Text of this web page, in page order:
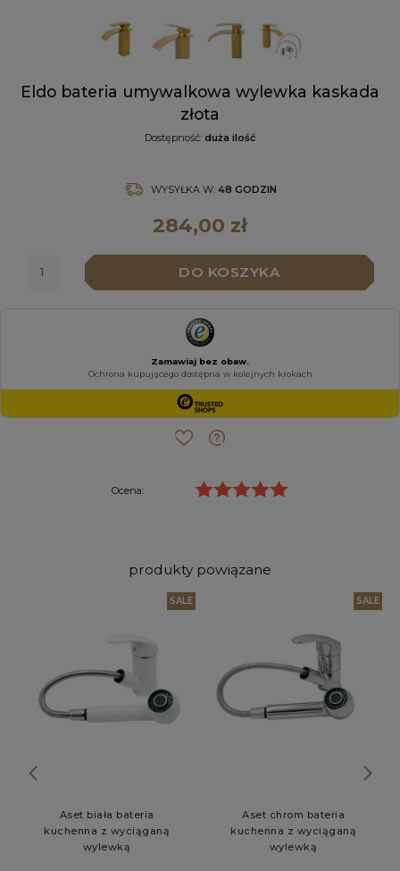
Eldo bateria umywalkowa wylewka kaskada
złota
Dostępność: duża ilość
WYSYŁKA W: 48 GODZIN
284,00 zł
DO KOSZYKA
Ocena:
produkty powiązane
SALE
Aset biała bateria
kuchenna z wyciąganą
wylewką
SALE
Aset chrom bateria
kuchenna z wyciąganą
wylewką